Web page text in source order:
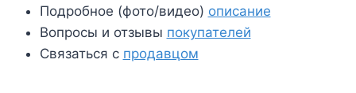
Подробное (фото/видео) описание
Вопросы и отзывы покупателей
Связаться с продавцом